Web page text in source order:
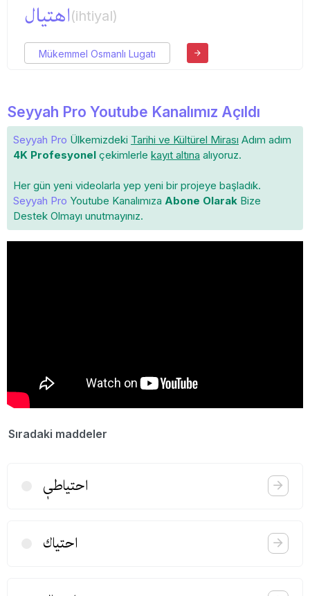
اهتیال(ihtiyal)
Mükemmel Osmanlı Lugatı
Seyyah Pro Youtube Kanalımız Açıldı
Seyyah Pro Ülkemizdeki Tarihi ve Kültürel Mirası Adım adım
4K Profesyonel çekimlerle kayıt altına alıyoruz.
Her gün yeni videolarla yep yeni bir projeye başladık.
Seyyah Pro Youtube Kanalımıza Abone Olarak Bize
Destek Olmayı unutmayınız.
Sıradaki maddeler
احتیاطیٖ
احتیاك